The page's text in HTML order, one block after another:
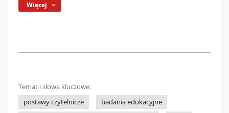
Więcej
Temat i słowa kluczowe:
postawy czytelnicze
badania edukacyjne